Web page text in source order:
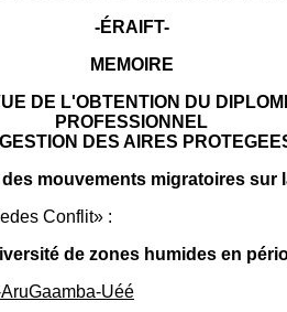
-ÉRAIFT-
MEMOIRE
DE L'OBTENTION DU
PROFESSIONNEL
DES AIRES
mouvements migratoires sur
Conflit» :
de zones humides en
Uéé